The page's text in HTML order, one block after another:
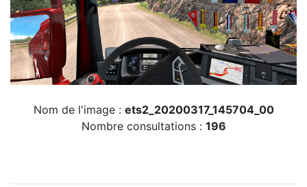
Nom de l'image : ets2_20200317_145704_00
Nombre consultations : 196